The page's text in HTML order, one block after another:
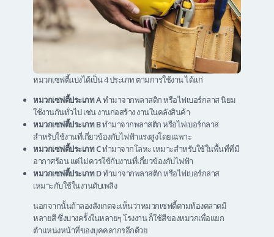
หมวกเซฟตี้แบ่งได้เป็น 4 ประเภท ตามการใช้งาน ได้แก่
หมวกเซฟตี้ประเภท Aทำมาจากพลาสติก หรือไฟเบอร์กลาส นิยม
ใช้งานกันทั่วไป เช่น งานก่อสร้าง งานในคลังสินค้า
หมวกเซฟตี้ประเภท Bทำมาจากพลาสติก หรือไฟเบอร์กลาส
สำหรับใช้งานที่เกี่ยวข้องกับไฟฟ้าแรงสูงโดยเฉพาะ
หมวกเซฟตี้ประเภท Cทำมาจากโลหะ เหมาะสำหรับใช้ในพื้นที่ที่มี
อากาศร้อน แต่ไม่ควรใช้กับงานที่เกี่ยวข้องกับไฟฟ้า
หมวกเซฟตี้ประเภท Dทำมาจากพลาสติก หรือไฟเบอร์กลาส
เหมาะกับใช้ในงานดับเพลิง
นอกจากนั้นถ้าลองสังเกตจะเห็นว่าหมวกเซฟตี้ตามท้องตลาดมี
หลายสี ซึ่งบางครั้งในหลายๆ โรงงาน ก็ใช้สีของหมวกเพื่อแยก
ตำแหน่งหน้าที่ของบุคคลากรอีกด้วย